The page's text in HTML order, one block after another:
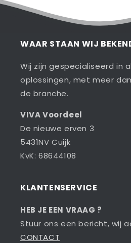
WAAR STAAN WIJ
Wij zijn gespecialiseerd in
oplossingen, met meer
de branche.
VIVA Voordeel
De nieuwe erven 3
5431NV Cuijk
KvK: 68644108
KLANTENSERVICE
HEB JE EEN VRAAG ?
Stuur ons een bericht, wij
CONTACT